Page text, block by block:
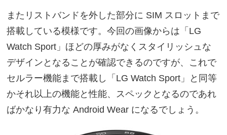
またリストバンドを外した部分に SIM スロットまで
搭載している模様です。今回の画像からは「LG
Watch Sport」ほどの厚みがなくスタイリッシュな
デザインとなることが確認できるのですが、これで
セルラー機能まで搭載し「LG Watch Sport」と同等
かそれ以上の機能と性能、スペックとなるのであれ
ばかなり有力な Android Wear になるでしょう。